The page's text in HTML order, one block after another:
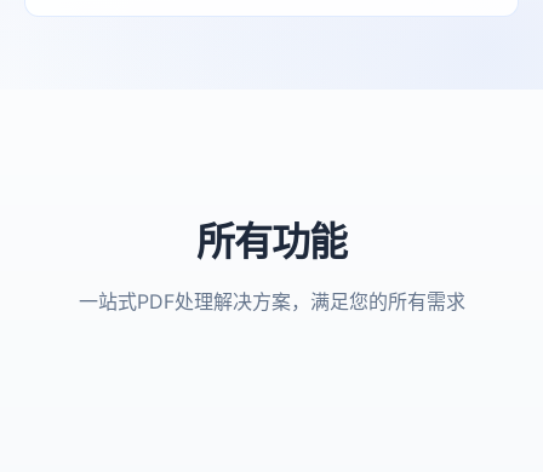
所有功能
一站式PDF处理解决方案，满足您的所有需求